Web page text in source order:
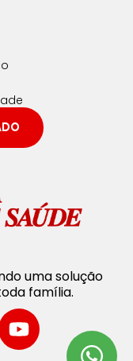
uma solução
família.